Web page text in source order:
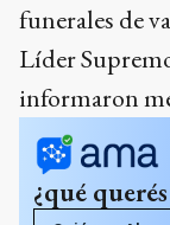
funerales de
Líder
informaron
¿qué